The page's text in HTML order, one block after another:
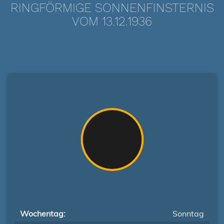
RINGFÖRMIGE SONNENFINSTERNIS
VOM 13.12.1936
Wochentag:
Sonntag